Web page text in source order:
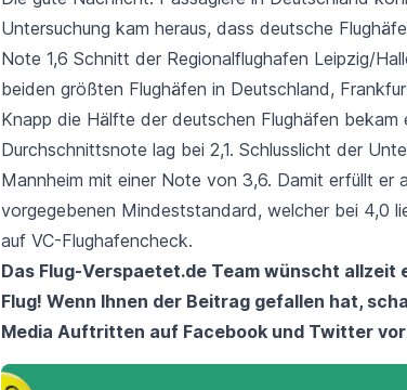
Untersuchung kam heraus, dass deutsche
Note 1,6 Schnitt der Regionalflughafen Leipzig/
beiden größten Flughäfen in Deutschland,
Knapp die Hälfte der deutschen Flughäfen bekam
Durchschnittsnote lag bei 2,1. Schlusslicht der
Mannheim mit einer Note von 3,6. Damit erfüllt er
vorgegebenen Mindeststandard, welcher bei 4,0
auf VC-Flughafencheck.
Das Flug-Verspaetet.de Team wünscht allzeit
Flug! Wenn Ihnen der Beitrag gefallen hat,
Media Auftritten auf Facebook und Twitter